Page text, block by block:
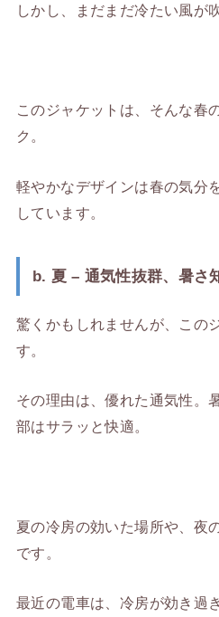
しかし、まだまだ冷たい風が
このジャケットは、そんな春
ク。
軽やかなデザインは春の気分
しています。
b. 夏 – 通気性抜群、暑さ
驚くかもしれませんが、この
す。
その理由は、優れた通気性。
部はサラッと快適。
夏の冷房の効いた場所や、夜
です。
最近の電車は、冷房が効き過